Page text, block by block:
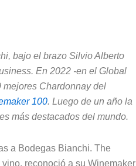
bajo el brazo Silvio Alberto
En 2022 -en el Global
mejores Chardonnay del
100. Luego de un año la
más destacados del mundo.
a Bodegas Bianchi. The
reconoció a su Winemaker